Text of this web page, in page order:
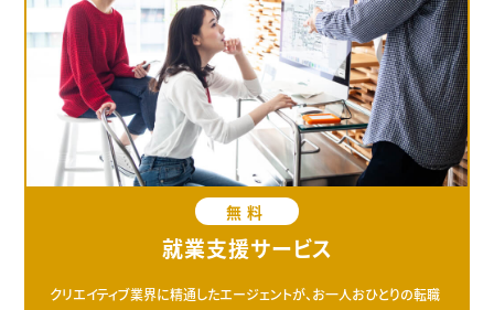
無料
就業支援サービス
クリエイティブ業界に精通したエージェントが、お一人おひとりの転職